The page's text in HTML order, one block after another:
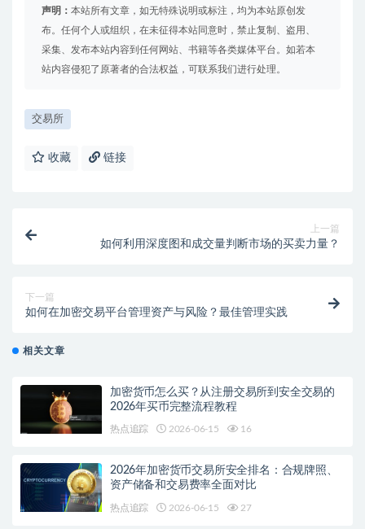
声明： 本站所有文章，如无特殊说明或标注，均为本站原创发
布。任何个人或组织，在未征得本站同意时，禁止复制、盗用、
采集、发布本站内容到任何网站、书籍等各类媒体平台。如若本
站内容侵犯了原著者的合法权益，可联系我们进行处理。
交易所
收藏 链接
上一篇
如何利用深度图和成交量判断市场的买卖力量？
下一篇
如何在加密交易平台管理资产与风险？最佳管理实践
相关文章
加密货币怎么买？从注册交易所到安全交易的
2026年买币完整流程教程
热点追踪 2026-06-15 16
2026年加密货币交易所安全排名：合规牌照、
资产储备和交易费率全面对比
热点追踪 2026-06-15 27